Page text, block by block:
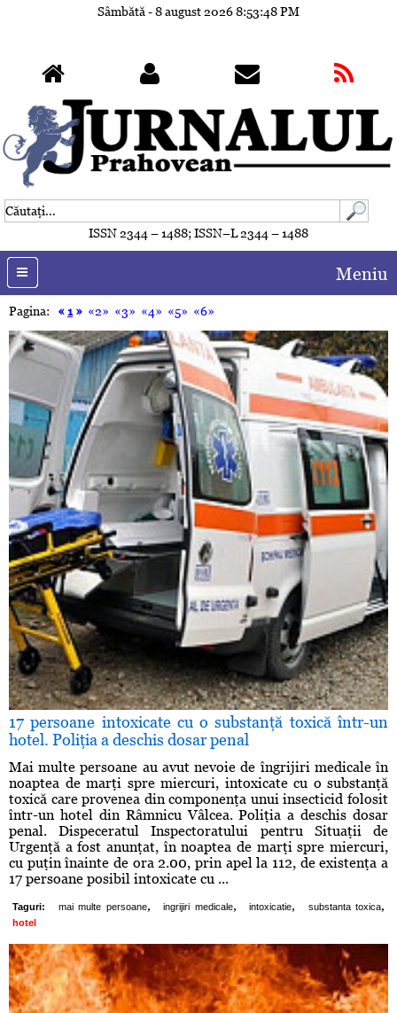
Sâmbătă - 8 august 20268:53:51 PM
ISSN 2344 – 1488; ISSN–L 2344 – 1488
Meniu
Pagina: «1» «2» «3» «4» «5» «6»
17 persoane intoxicate cu o substanţă toxică într-un
hotel. Poliţia a deschis dosar penal
Mai multe persoane au avut nevoie de îngrijiri medicale în
noaptea de marţi spre miercuri, intoxicate cu o substanţă
toxică care provenea din componenţa unui insecticid folosit
într-un hotel din Râmnicu Vâlcea. Poliţia a deschis dosar
penal. Dispeceratul Inspectoratului pentru Situaţii de
Urgenţă a fost anunţat, în noaptea de marţi spre miercuri,
cu puţin înainte de ora 2.00, prin apel la 112, de existenţa a
17 persoane posibil intoxicate cu ...
Taguri: mai multe persoane, ingrijiri medicale, intoxicatie, substanta toxica,
hotel